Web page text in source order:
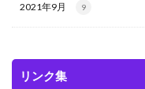
2021年9月 9
リンク集